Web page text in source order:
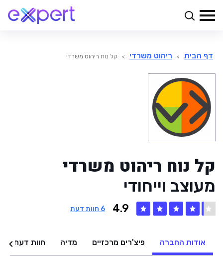
דף הבית > ריהוט משרדי > קל נוח ריהוט משרדי
קל נוח ריהוט משרדי
מעוצב וייחודי
4.9
6 חוות דעת
אודות החברה פיצ'רים מרכזיים מדיה חוות דעת